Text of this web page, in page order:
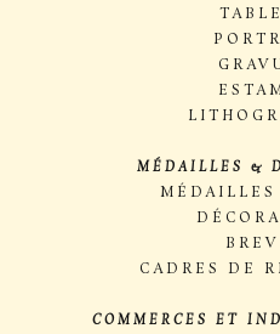
MÉDAILLES &
CADRES DE
COMMERCES ET